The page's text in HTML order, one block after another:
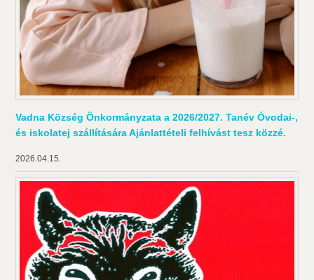
Vadna Község Önkormányzata a 2026/2027. Tanév Óvodai-,
és iskolatej szállítására Ajánlattételi felhívást tesz közzé.
2026.04.15.